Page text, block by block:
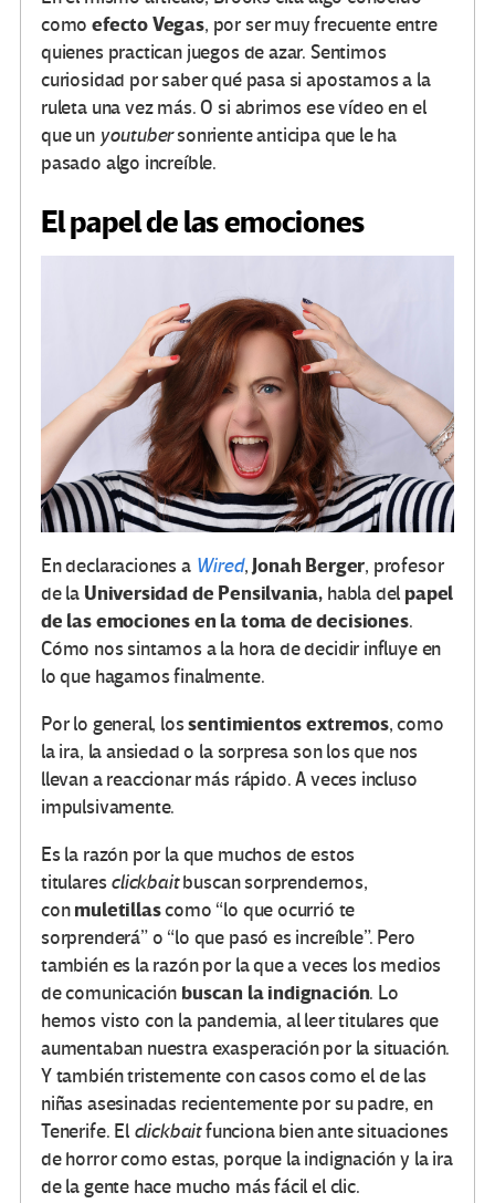
comoefecto Vegas, por ser muy frecuente entre
quienes practican juegos de azar. Sentimos
curiosidad por saber qué pasa si apostamos a la
ruleta una vez más. O si abrimos ese vídeo en el
que un youtubersonriente anticipa que le ha
pasado algo increíble.
El papel de las emociones
En declaraciones a Wired,Jonah Berger, profesor
de la Universidad de Pensilvania, habla del papel
de las emociones en la toma de decisiones.
Cómo nos sintamos a la hora de decidir influye en
lo que hagamos finalmente.
Por lo general, lossentimientos extremos, como
la ira, la ansiedad o la sorpresa son los que nos
llevan a reaccionar más rápido. A veces incluso
impulsivamente.
Es la razón por la que muchos de estos
titulares clickbaitbuscan sorprendernos,
conmuletillascomo “lo que ocurrió te
sorprenderá” o “lo que pasó es increíble”. Pero
también es la razón por la que a veces los medios
de comunicación buscan la indignación. Lo
hemos visto con la pandemia, al leer titulares que
aumentaban nuestra exasperación por la situación.
Y también tristemente con casos como el de las
niñas asesinadas recientemente por su padre, en
Tenerife. El clickbaitfunciona bien ante situaciones
de horror como estas, porque la indignación y la ira
de la gente hace mucho más fácil el clic.